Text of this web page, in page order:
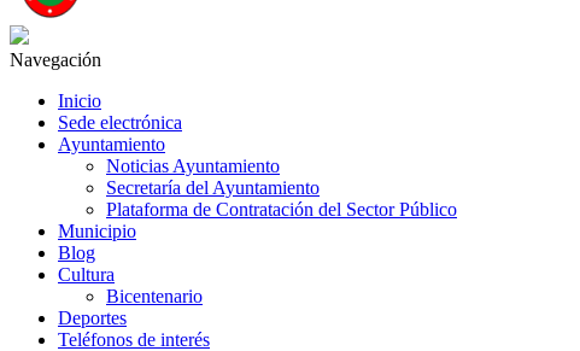
Navegación
Inicio
Sede electrónica
Ayuntamiento
Noticias Ayuntamiento
Secretaría del Ayuntamiento
Plataforma de Contratación del Sector Público
Municipio
Blog
Cultura
Bicentenario
Deportes
Teléfonos de interés